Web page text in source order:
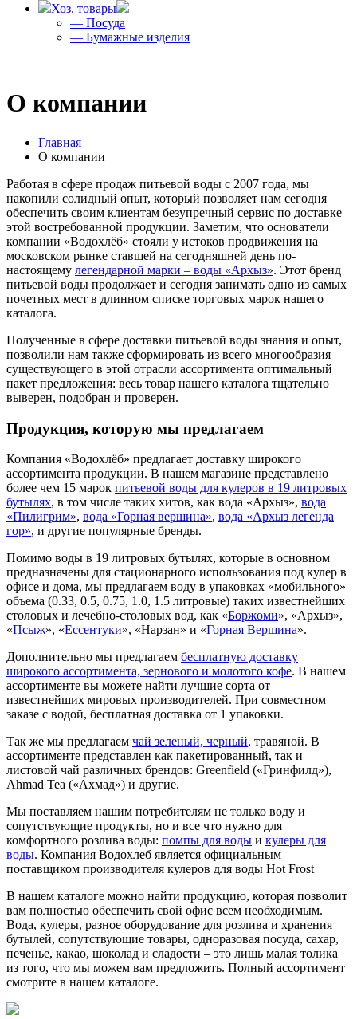
Хоз. товары
— Посуда
— Бумажные изделия
О компании
Главная
О компании
Работая в сфере продаж питьевой воды с 2007 года, мы
накопили солидный опыт, который позволяет нам сегодня
обеспечить своим клиентам безупречный сервис по доставке
этой востребованной продукции. Заметим, что основатели
компании «Водохлёб» стояли у истоков продвижения на
московском рынке ставшей на сегодняшней день по-
настоящему легендарной марки – воды «Архыз». Этот бренд
питьевой воды продолжает и сегодня занимать одно из самых
почетных мест в длинном списке торговых марок нашего
каталога.
Полученные в сфере доставки питьевой воды знания и опыт,
позволили нам также сформировать из всего многообразия
существующего в этой отрасли ассортимента оптимальный
пакет предложения: весь товар нашего каталога тщательно
выверен, подобран и проверен.
Продукция, которую мы предлагаем
Компания «Водохлёб» предлагает доставку широкого
ассортимента продукции. В нашем магазине представлено
более чем 15 марок питьевой воды для кулеров в 19 литровых
бутылях, в том числе таких хитов, как вода «Архыз», вода
«Пилигрим», вода «Горная вершина», вода «Архыз легенда
гор», и другие популярные бренды.
Помимо воды в 19 литровых бутылях, которые в основном
предназначены для стационарного использования под кулер в
офисе и дома, мы предлагаем воду в упаковках «мобильного»
объема (0.33, 0.5, 0.75, 1.0, 1.5 литровые) таких известнейших
столовых и лечебно-столовых вод, как «Боржоми», «Архыз»,
«Псыж», «Ессентуки», «Нарзан» и «Горная Вершина».
Дополнительно мы предлагаем бесплатную доставку
широкого ассортимента, зернового и молотого кофе. В нашем
ассортименте вы можете найти лучшие сорта от
известнейших мировых производителей. При совместном
заказе с водой, бесплатная доставка от 1 упаковки.
Так же мы предлагаем чай зеленый, черный, травяной. В
ассортименте представлен как пакетированный, так и
листовой чай различных брендов: Greenfield («Гринфилд»),
Ahmad Tea («Ахмад») и другие.
Мы поставляем нашим потребителям не только воду и
сопутствующие продукты, но и все что нужно для
комфортного розлива воды: помпы для воды и кулеры для
воды. Компания Водохлеб является официальным
поставщиком производителя кулеров для воды Hot Frost
В нашем каталоге можно найти продукцию, которая позволит
вам полностью обеспечить свой офис всем необходимым.
Вода, кулеры, разное оборудование для розлива и хранения
бутылей, сопутствующие товары, одноразовая посуда, сахар,
печенье, какао, шоколад и сладости – это лишь малая толика
из того, что мы можем вам предложить. Полный ассортимент
смотрите в нашем каталоге.